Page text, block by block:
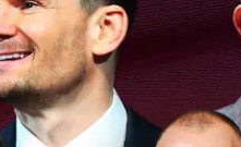
Curling
Dostihy
Florbal